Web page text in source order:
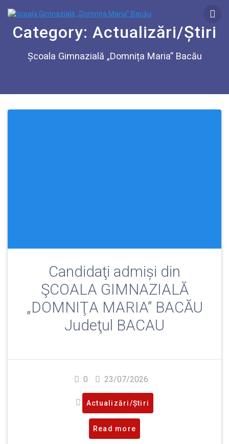
Category: Actualizări/Știri
Școala Gimnazială „Domnița Maria” Bacău
Candidaţi admiși din
ŞCOALA GIMNAZIALĂ
„DOMNIŢA MARIA” BACĂU
Judeţul BACAU
0 23/07/2026
Actualizări/Știri
Read more